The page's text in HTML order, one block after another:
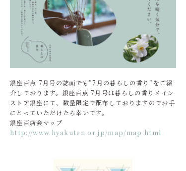
銀座百点 7月号の誌面でも”7月の暮らしの香り”をご紹
介しております。銀座百点 7月号は暮らしの香りメイン
ストア銀座にて、数量限定で配布しておりますのでお手
にとっていただけたら幸いです。
銀座百店会マップ
http://www.hyakuten.or.jp/map/map.html